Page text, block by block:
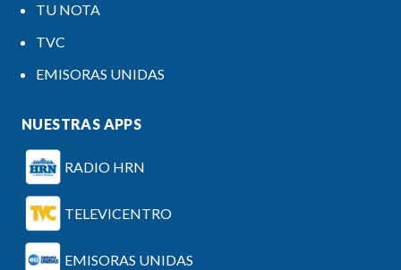
TU NOTA
TVC
EMISORAS UNIDAS
NUESTRAS APPS
RADIO HRN
TELEVICENTRO
EMISORAS UNIDAS